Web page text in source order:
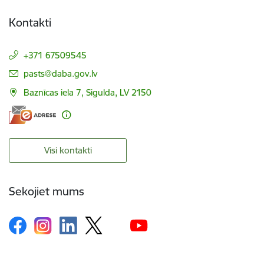
Kontakti
+371 67509545
E-pasts:
pasts@daba.gov.lv
Baznīcas iela 7, Sigulda, LV 2150
Visi kontakti
Sekojiet mums